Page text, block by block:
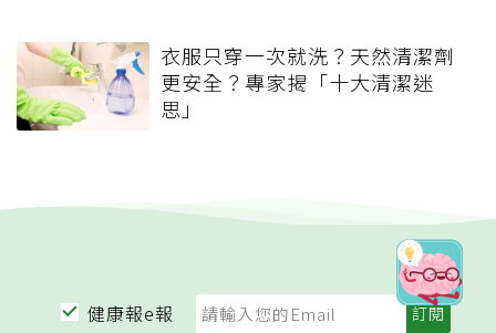
衣服只穿一次就洗？天然清潔劑
更安全？專家揭「十大清潔迷
思」
健康報e報